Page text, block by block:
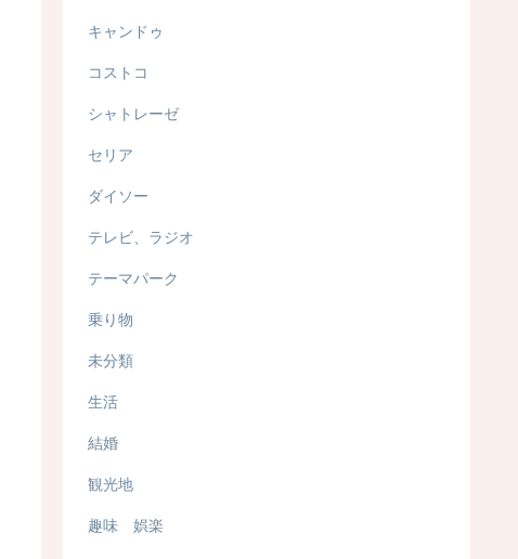
キャンドゥ
コストコ
シャトレーゼ
セリア
ダイソー
テレビ、ラジオ
テーマパーク
乗り物
未分類
生活
結婚
観光地
趣味 娯楽